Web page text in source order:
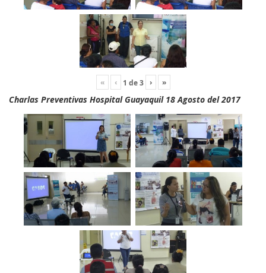
« ‹ 1 de3 › »
Charlas Preventivas Hospital Guayaquil 18 Agosto del 2017